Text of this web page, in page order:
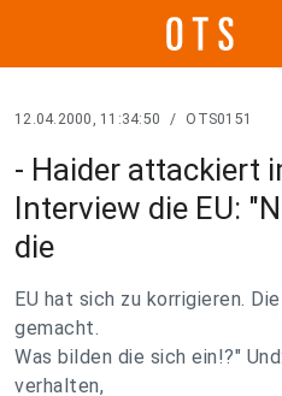
12.04.2000, 11:34:50 / OTS0151
- Haider attackiert
Interview die EU:
die
EU hat sich zu korrigieren.
gemacht.
Was bilden die sich ein!?"
verhalten,